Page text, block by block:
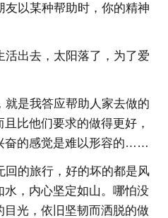
友以某种帮助时，你的精神
活出去，太阳落了，为了爱
就是我答应帮助人家去做的
比他们要求的做得更好，
奋的感觉是难以形容的……
回的旅行，好的坏的都是风
，内心坚定如山。哪怕没
光，依旧坚韧而洒脱的做